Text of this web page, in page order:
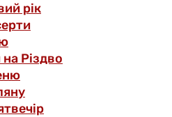
рік
на Різдво